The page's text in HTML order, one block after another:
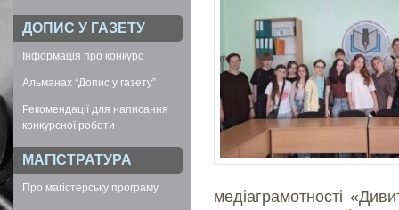
ДОПИС У ГАЗЕТУ
Інформація про конкурс
Альманах “Допис у газету”
Рекомендації для написання
конкурсної роботи
МАГІСТРАТУРА
Про магістерську програму
медіаграмотності